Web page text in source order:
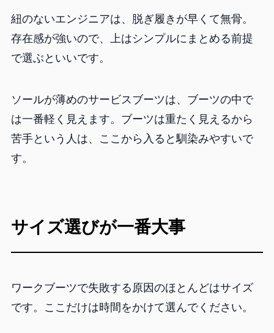
紐のないエンジニアは、脱ぎ履きが早くて無骨。
存在感が強いので、上はシンプルにまとめる前提
で選ぶといいです。
ソールが薄めのサービスブーツは、ブーツの中で
は一番軽く見えます。ブーツは重たく見えるから
苦手という人は、ここから入ると馴染みやすいで
す。
サイズ選びが一番大事
ワークブーツで失敗する原因のほとんどはサイズ
です。ここだけは時間をかけて選んでください。